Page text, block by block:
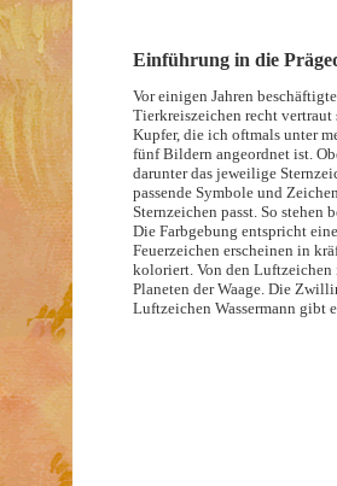
Einführung in die
Vor einigen Jahren
Tierkreiszeichen recht vertraut
Kupfer, die ich oftmals unter
fünf Bildern angeordnet ist.
darunter das jeweilige
passende Symbole und
Sternzeichen passt. So stehen
Die Farbgebung entspricht
Feuerzeichen erscheinen in
koloriert. Von den Luftzeichen
Planeten der Waage. Die
Luftzeichen Wassermann gibt